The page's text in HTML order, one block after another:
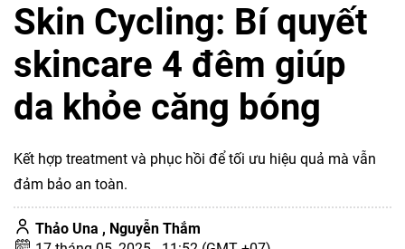
Skin Cycling: Bí quyết
skincare 4 đêm giúp
da khỏe căng bóng
Kết hợp treatment và phục hồi để tối ưu hiệu quả mà vẫn
đảm bảo an toàn.
Thảo Una , Nguyễn Thắm